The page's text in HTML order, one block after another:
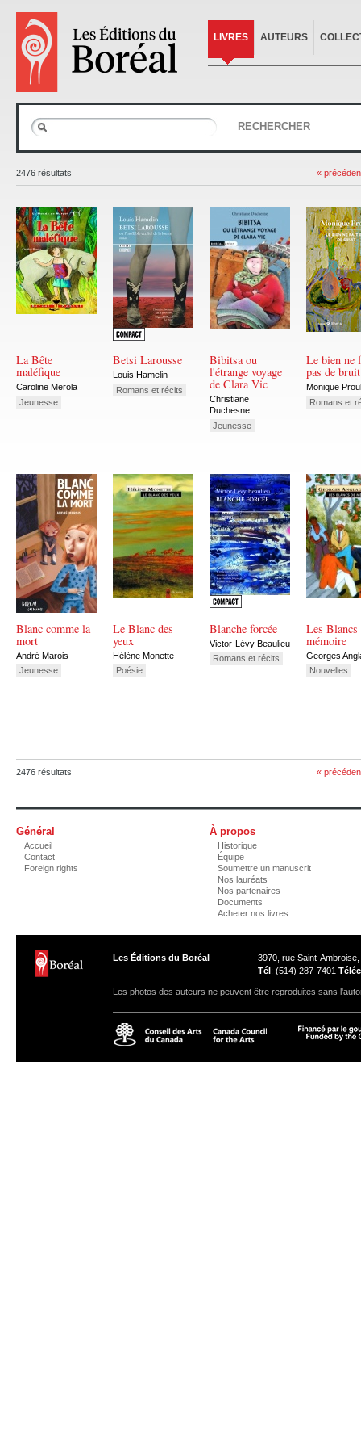
LIVRES AUTEURS
RECHERCHER
2476 résultats «
La Bête
maléfique
Caroline Merola
Jeunesse
Betsi Larousse
Louis Hamelin
Romans et récits
Bibitsa ou
l'étrange voyage
de Clara Vic
Christiane
Duchesne
Jeunesse
Le bien ne
pas de bruit
Monique
Romans et
Blanc comme la
mort
André Marois
Jeunesse
Le Blanc des
yeux
Hélène Monette
Poésie
Blanche forcée
Victor-Lévy Beaulieu
Romans et récits
Les Blancs
mémoire
Georges
Nouvelles
2476 résultats «
Général
Accueil
Contact
Foreign rights
À propos
Historique
Équipe
Soumettre un manuscrit
Nos lauréats
Nos partenaires
Documents
Acheter nos livres
Les Éditions du Boréal
3970, rue Saint-
Tél: (514) 287-7401 Téléc
Les photos des auteurs ne peuvent être reproduites sans